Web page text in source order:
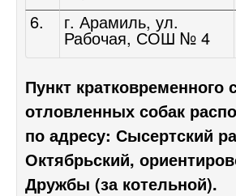
6. г. Арамиль, ул.
Рабочая, СОШ № 4
Пункт кратковременного
отловленных собак
по адресу: Сысертский
Октябрьский,
Дружбы (за котельной).